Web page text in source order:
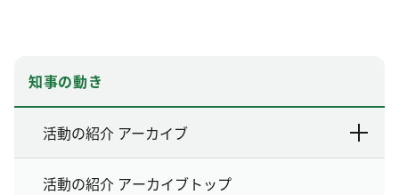
知事の動き
活動の紹介 アーカイブ
活動の紹介 アーカイブトップ